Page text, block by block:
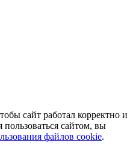
сайт работал корректно и
сайтом, вы
файлов cookie.